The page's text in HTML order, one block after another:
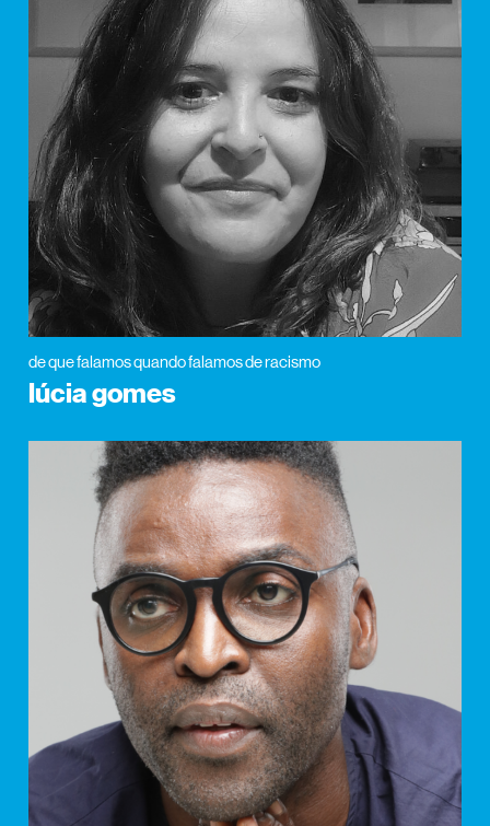
de que falamos quando falamos de racismo
lúcia gomes